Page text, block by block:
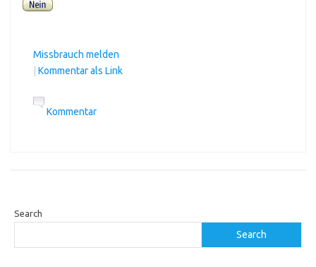
Missbrauch melden
Kommentar als Link
Kommentar
Search
Search